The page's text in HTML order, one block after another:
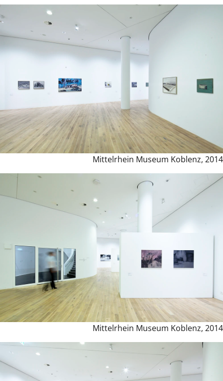
Mittelrhein Museum Koblenz, 2014
Mittelrhein Museum Koblenz, 2014